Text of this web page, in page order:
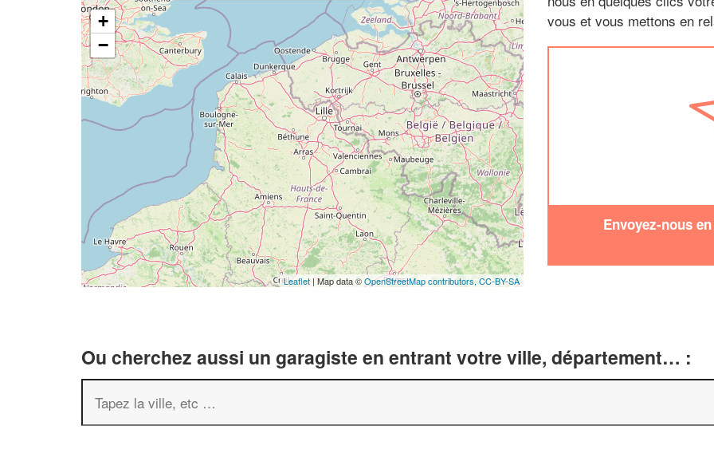
+
−
Leaflet| Map data ©OpenStreetMap contributors, CC-BY-SA
vous et vous mettons en
Envoyez-nous
Ou cherchez aussi un garagiste en entrant votre ville, département… :